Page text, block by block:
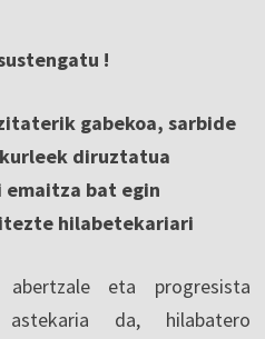
!
gabekoa, sarbide
diruztatua
emaitza bat egin
hilabetekariari
abertzale eta progresista
da, hilabatero